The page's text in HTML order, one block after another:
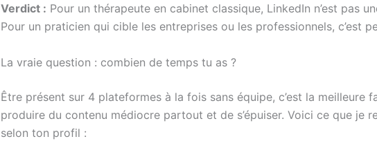
Verdict : Pour un thérapeute en cabinet classique, LinkedIn n’est pas
Pour un praticien qui cible les entreprises ou les professionnels, c’est
La vraie question : combien de temps tu as ?
Être présent sur 4 plateformes à la fois sans équipe, c’est la meilleure
produire du contenu médiocre partout et de s’épuiser. Voici ce que je
selon ton profil :